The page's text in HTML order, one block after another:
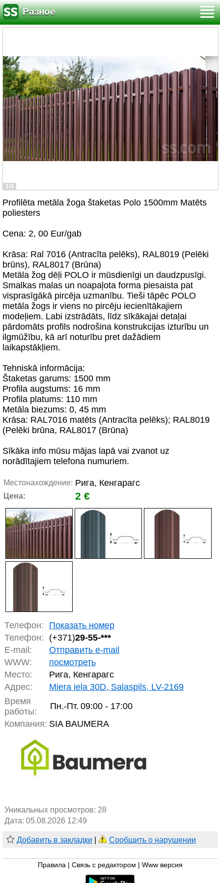
Разное
1/4
Profilēta metāla žoga štaketas Polo 1500mm Matēts
poliesters
Cena: 2, 00 Eur/gab
Krāsa: Ral 7016 (Antracīta pelēks), RAL8019 (Pelēki
brūns), RAL8017 (Brūna)
Metāla žog dēļi POLO ir mūsdienīgi un daudzpusīgi.
Smalkas malas un noapaļota forma piesaista pat
visprasīgākā pircēja uzmanību. Tieši tāpēc POLO
metāla žogs ir viens no pircēju iecienītākajiem
modeļiem. Labi izstrādāts, līdz sīkākajai detaļai
pārdomāts profils nodrošina konstrukcijas izturību un
ilgmūžību, kā arī noturību pret dažādiem
laikapstākļiem.
Tehniskā informācija:
Štaketas garums: 1500 mm
Profila augstums: 16 mm
Profila platums: 110 mm
Metāla biezums: 0, 45 mm
Krāsa: RAL7016 matēts (Antracīta pelēks); RAL8019
(Pelēki brūna, RAL8017 (Brūna)
Sīkāka info mūsu mājas lapā vai zvanot uz
norādītajiem telefona numuriem.
Местонахождение: Рига, Кенгарагс
Цена: 2 €
Телефон:
Показать номер
Телефон:
(+371)29-55-***
E-mail:
Отправить e-mail
WWW:
посмотреть
Место:
Рига, Кенгарагс
Адрес:
Miera iela 30D, Salaspils, LV-2169
Время
работы:
Пн.-Пт. 09:00 - 17:00
Компания: SIA BAUMERA
Уникальных просмотров: 28
Дата: 05.08.2026 12:49
Добавить в закладки Сообщить о нарушении
Правила Связь с редактором Www версия